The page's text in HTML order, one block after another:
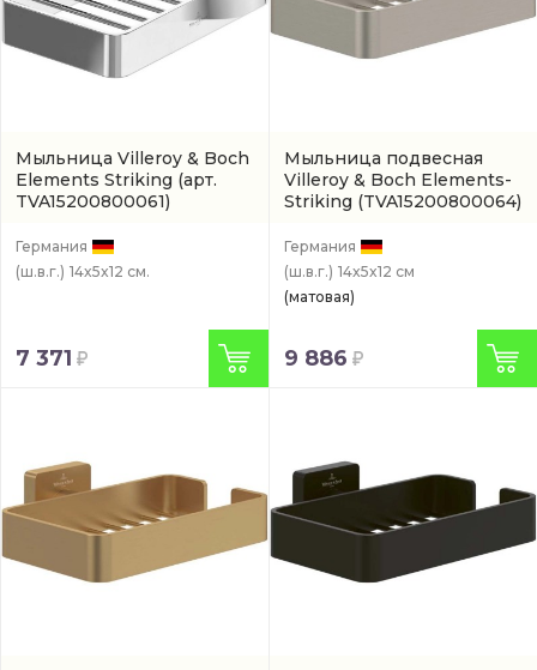
Мыльница Villeroy & Boch
Elements Striking (арт.
TVA15200800061)
Германия
(ш.в.г.) 14x5x12 см.
7 371
Мыльница подвесная
Villeroy & Boch Elements-
Striking (TVA15200800064)
Германия
(ш.в.г.) 14x5x12 см
(матовая)
9 886